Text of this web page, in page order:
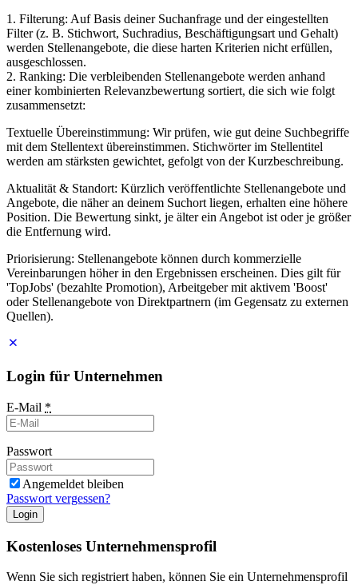
1. Filterung: Auf Basis deiner Suchanfrage und der eingestellten
Filter (z. B. Stichwort, Suchradius, Beschäftigungsart und Gehalt)
werden Stellenangebote, die diese harten Kriterien nicht erfüllen,
ausgeschlossen.
2. Ranking: Die verbleibenden Stellenangebote werden anhand
einer kombinierten Relevanzbewertung sortiert, die sich wie folgt
zusammensetzt:
Textuelle Übereinstimmung: Wir prüfen, wie gut deine Suchbegriffe
mit dem Stellentext übereinstimmen. Stichwörter im Stellentitel
werden am stärksten gewichtet, gefolgt von der Kurzbeschreibung.
Aktualität & Standort: Kürzlich veröffentlichte Stellenangebote und
Angebote, die näher an deinem Suchort liegen, erhalten eine höhere
Position. Die Bewertung sinkt, je älter ein Angebot ist oder je größer
die Entfernung wird.
Priorisierung: Stellenangebote können durch kommerzielle
Vereinbarungen höher in den Ergebnissen erscheinen. Dies gilt für
'TopJobs' (bezahlte Promotion), Arbeitgeber mit aktivem 'Boost'
oder Stellenangebote von Direktpartnern (im Gegensatz zu externen
Quellen).
Login für Unternehmen
E-Mail *
Passwort
Angemeldet bleiben
Passwort vergessen?
Login
Kostenloses Unternehmensprofil
Wenn Sie sich registriert haben, können Sie ein Unternehmensprofil